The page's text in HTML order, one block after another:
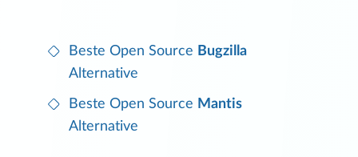
Beste Open Source Bugzilla
Alternative
Beste Open Source Mantis
Alternative